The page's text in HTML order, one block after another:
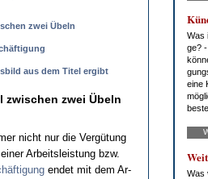
zwei Übeln
aus dem Ti­tel er­gibt
zwi­schen zwei Übeln
nicht nur die Vergütung
Ar­beits­leis­tung bzw.
en­det mit dem Ar­
Was
ge?
ei­ne
Was